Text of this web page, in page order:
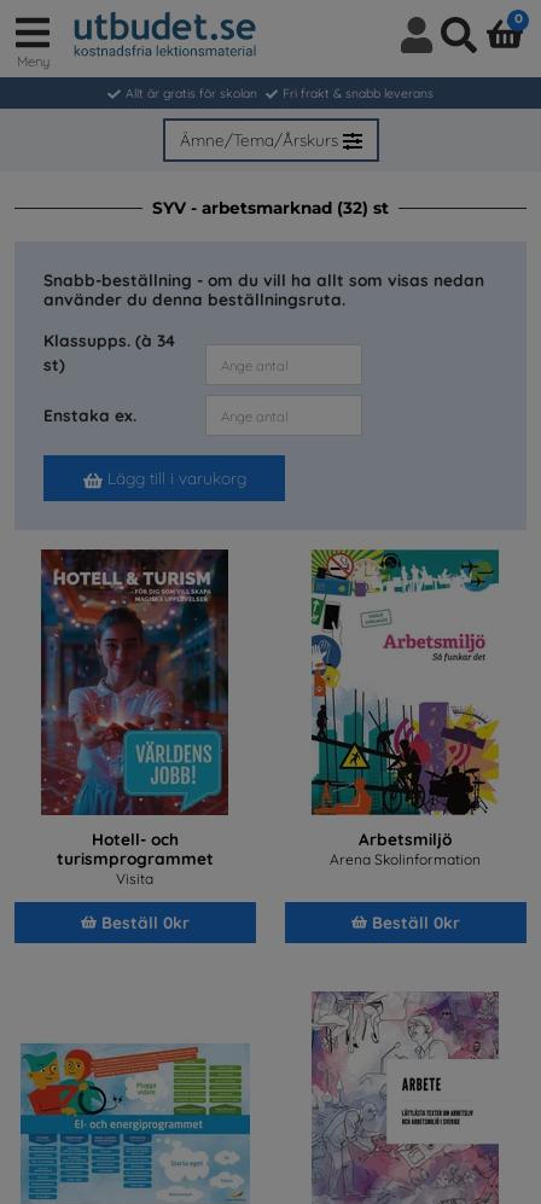
in
/
Meny
0
Allt är gratis för skolan Fri frakt & snabb leverans
Ämne/Tema/Årskurs
SYV - arbetsmarknad (32) st
Snabb-beställning - om du vill ha allt som visas nedan
använder du denna beställningsruta.
Klassupps. (à 34
st)
Enstaka ex.
Lägg till i varukorg
Hotell- och
turismprogrammet
Visita
Beställ 0kr
Arbetsmiljö
Arena Skolinformation
Beställ 0kr